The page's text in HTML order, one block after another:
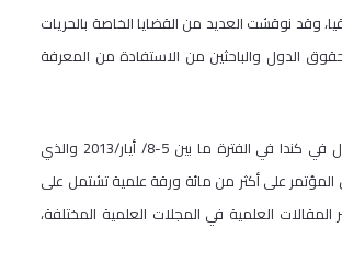
وقد نوقشت العديد من القضايا الخاصة بالحريات
الدول والباحثين من الاستفادة من المعرفة
وقد شارك أ.د. دويك في المؤتمر الدولي الثالث حول استقامة ومصداقية البحوث في مدينة مونتريال في كندا في الفترة ما بين 5-8/ أيار/2013 والذي
على أكثر من مائة ورقة علمية تشتمل على
العلمية في المجلات العلمية المختلفة،